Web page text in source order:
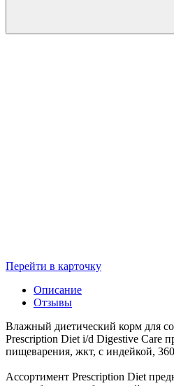
Перейти в карточку
Описание
Отзывы
Влажный диетический корм для
Prescription Diet i/d Digestive Care
пищеварения, жкт, с индейкой, 360
Ассортимент Prescription Diet